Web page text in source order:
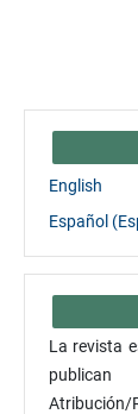
English
Español
La revista
Atribución/